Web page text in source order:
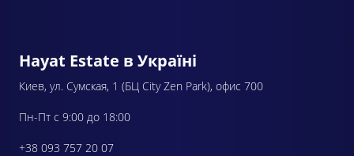
Hayat Estate в Україні
Киев, ул. Сумская, 1 (БЦ City Zen Park), офис 700
Пн-Пт с 9:00 до 18:00
+38 093 757 20 07